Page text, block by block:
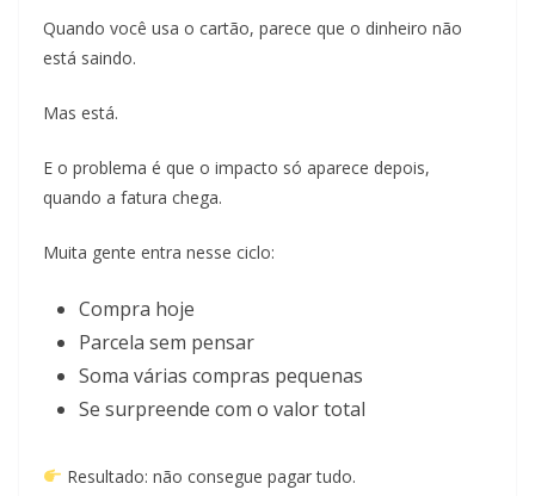
Quando você usa o cartão, parece que o dinheiro não
está saindo.
Mas está.
E o problema é que o impacto só aparece depois,
quando a fatura chega.
Muita gente entra nesse ciclo:
Compra hoje
Parcela sem pensar
Soma várias compras pequenas
Se surpreende com o valor total
Resultado: não consegue pagar tudo.